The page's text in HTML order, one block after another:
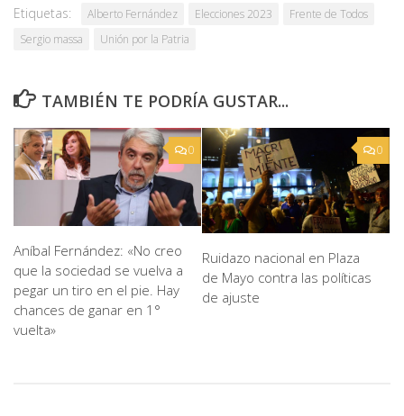
Etiquetas: Alberto Fernández Elecciones 2023
Frente de Todos
Sergio massa
Unión por la Patria
TAMBIÉN TE PODRÍA GUSTAR...
0
Aníbal Fernández: «No creo
que la sociedad se vuelva a
pegar un tiro en el pie. Hay
chances de ganar en 1°
vuelta»
0
Ruidazo nacional en Plaza
de Mayo contra las políticas
de ajuste